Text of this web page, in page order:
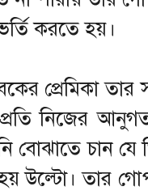
করতে হয়।
প্রেমিকা তার
নিজের
বোঝাতে চান
উল্টো। তার